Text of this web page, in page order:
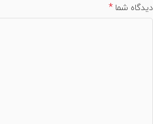
دیدگاه شما *